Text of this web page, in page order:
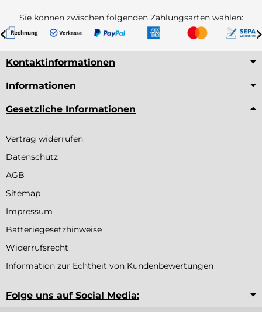
Sie können zwischen folgenden Zahlungsarten wählen:
Kontaktinformationen
Informationen
Gesetzliche Informationen
Vertrag widerrufen
Datenschutz
AGB
Sitemap
Impressum
Batteriegesetzhinweise
Widerrufsrecht
Information zur Echtheit von Kundenbewertungen
Folge uns auf Social Media: